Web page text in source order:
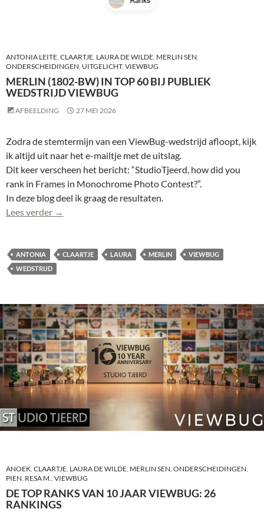
ANTONIA LEITE, CLAARTJE, LAURA DE WILDE, MERLIN SEN,
ONDERSCHEIDINGEN, UITGELICHT, VIEWBUG
MERLIN (1802-BW) IN TOP 60 BIJ PUBLIEK
WEDSTRIJD VIEWBUG
AFBEELDING 27 MEI 2026
Zodra de stemtermijn van een ViewBug-wedstrijd afloopt, kijk
ik altijd uit naar het e-mailtje met de uitslag.
Dit keer verscheen het bericht: “StudioTjeerd, how did you
rank in Frames in Monochrome Photo Contest?”.
In deze blog deel ik graag de resultaten.
Lees verder Merlin (1802-bw) in top 60 bij publiek wedstrijd
→
ANTONIA CLAARTJE LAURA MERLIN
VIEWBUG
WEDSTRIJD
ANOEK, CLAARTJE, LAURA DE WILDE, MERLIN SEN, ONDERSCHEIDINGEN,
PIEN, RESA M., VIEWBUG
DE TOP RANKS VAN 10 JAAR VIEWBUG: 26
RANKINGS